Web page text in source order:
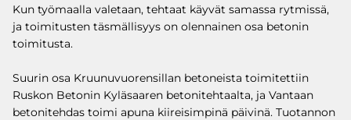
Kun työmaalla valetaan, tehtaat käyvät samassa rytmissä,
ja toimitusten täsmällisyys on olennainen osa betonin
toimitusta.
Suurin osa Kruunuvuorensillan betoneista toimitettiin
Ruskon Betonin Kyläsaaren betonitehtaalta, ja Vantaan
betonitehdas toimi apuna kiireisimpinä päivinä. Tuotannon